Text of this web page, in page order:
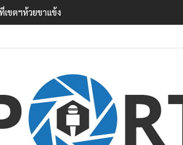
ทย ขึงป้าย ‘ไม่ต้อนรับอาชญากร’